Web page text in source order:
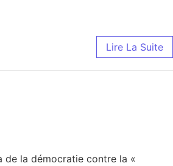
Lire La Suite
de la démocratie contre la «